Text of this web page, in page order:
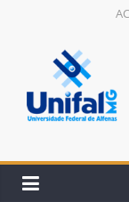
conteúdo